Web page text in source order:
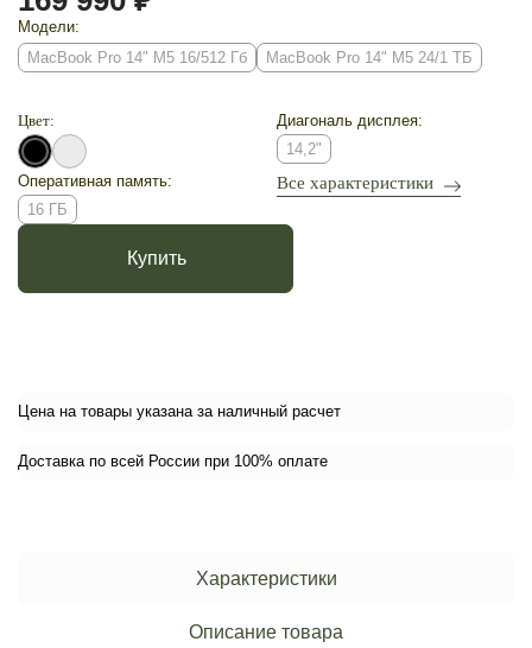
Модели:
MacBook Pro 14" M5 16/512 Гб
MacBook Pro 14" M5 24/1 ТБ
Цвет:
Диагональ дисплея:
14,2"
Оперативная память:
16 ГБ
Все характеристики
Купить
Цена на товары указана за наличный расчет
Доставка по всей России при 100% оплате
Характеристики
Описание товара